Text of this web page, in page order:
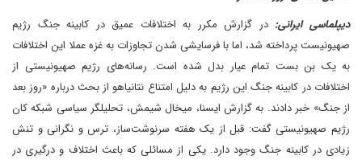
دیپلماسی ایرانی: در گزارش مکرر به اختلافات عمیق در کابینه جنگ رژیم
صهیونیست پرداخته شد، اما با فرسایشی شدن تجاوزات به غزه عملا این اختلافات
به یک بن بست تمام عیار بدل شده است. رسانه‌های رژیم صهیونیستی از
اختلافات در کابینه جنگ این رژیم به دلیل امتناع نتانیاهو از بحث درباره «روز بعد
از جنگ» خبر دادند. به گزارش ایسنا، میخال شیمش، تحلیلگر سیاسی شبکه کان
رژیم صهیونیستی گفت: قبل از یک هفته سرنوشت‌ساز، ترس و نگرانی و تنش
زیادی در کابینه جنگ وجود دارد. یکی از مسائلی که باعث اختلاف و درگیری در